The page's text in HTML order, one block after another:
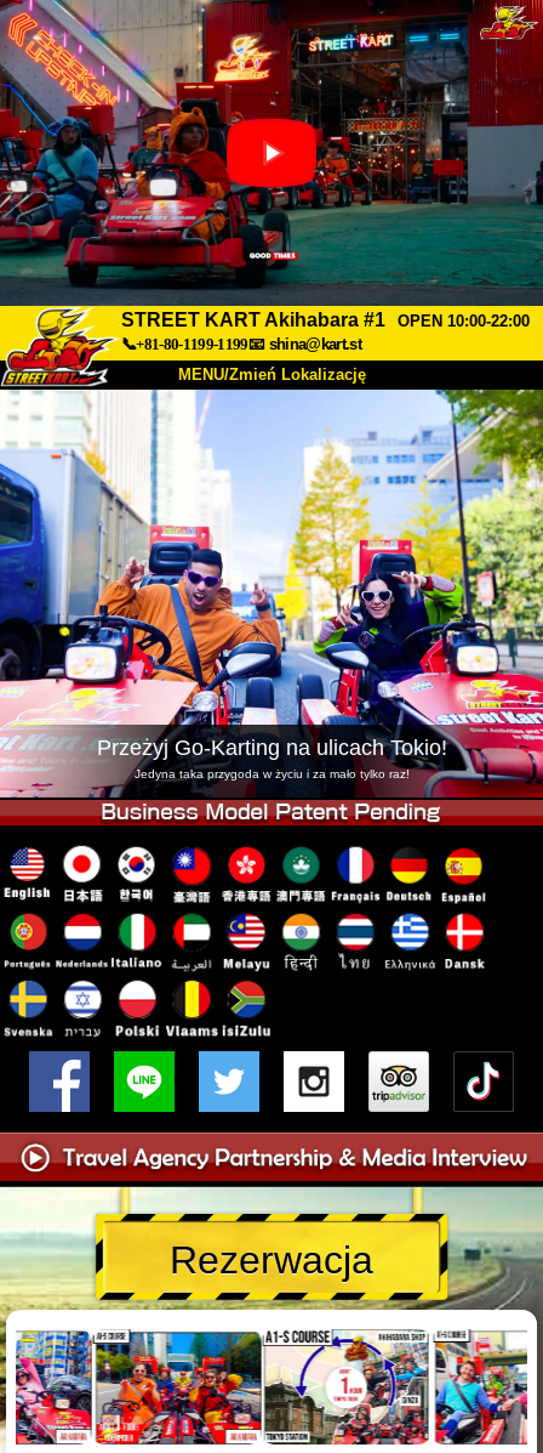
STREET KART Akihabara #1
OPEN 10:00-22:00
📞+81-80-1199-1199📧 shina@kart.st
MENU/Zmień Lokalizację
O nas Specyfikacja Cena
Dojazd FAQ
Firma Rezerwacja
Zmień Lokalizację
Tokyo Shinagawa Tokyo Akihabara#1
Tokyo Akihabara#2 Tokyo Shibuya
Tokyo Shibuya Annex Tokyo Bay
Tokyo Asakusa Osaka
Okinawa
Przeżyj Go-Karting na ulicach Tokio!
Jedyna taka przygoda w życiu i za mało tylko raz!
Rezerwacja